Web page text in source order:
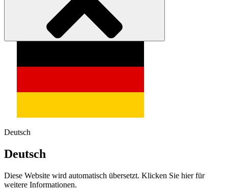
Deutsch
Deutsch
Diese Website wird automatisch übersetzt. Klicken Sie hier für
weitere Informationen.